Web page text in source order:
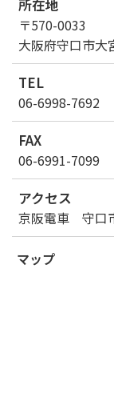
所在地
〒570-0033
大阪府守口市大
TEL
06-6998-7692
FAX
06-6991-7099
アクセス
京阪電車 守口
マップ